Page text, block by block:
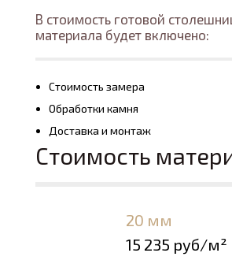
В стоимость готовой
материала будет включено:
Стоимость замера
Обработки камня
Доставка и монтаж
Стоимость
20 мм
15 235 руб/м²